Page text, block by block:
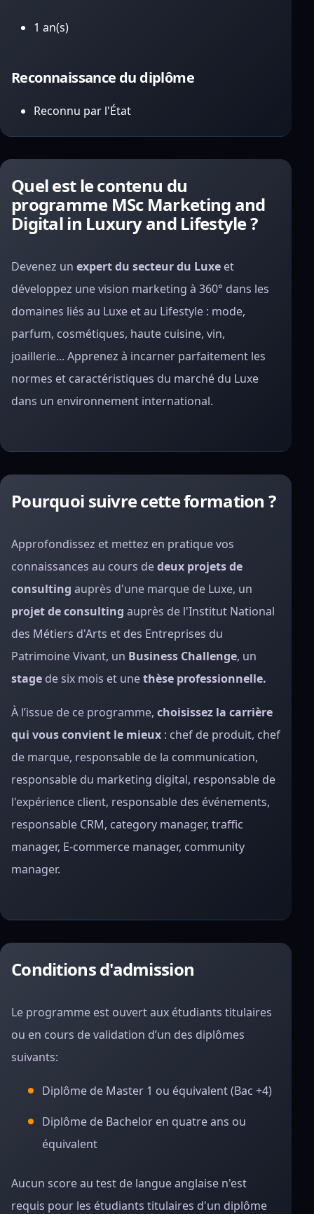
1 an(s)
Reconnaissance du diplôme
Reconnu par l'État
Quel est le contenu du
programme MSc Marketing and
Digital in Luxury and Lifestyle ?
Devenez un expert du secteur du Luxe et
développez une vision marketing à 360° dans les
domaines liés au Luxe et au Lifestyle : mode,
parfum, cosmétiques, haute cuisine, vin,
joaillerie... Apprenez à incarner parfaitement les
normes et caractéristiques du marché du Luxe
dans un environnement international.
Pourquoi suivre cette formation ?
Approfondissez et mettez en pratique vos
connaissances au cours dedeux projets de
consulting auprès d'une marque de Luxe, un
projet de consulting auprès de l'Institut National
des Métiers d'Arts et des Entreprises du
Patrimoine Vivant, un Business Challenge, un
stage de six mois et unethèse professionnelle.
À l’issue de ce programme, choisissez la carrière
qui vous convient le mieux : chef de produit, chef
de marque, responsable de la communication,
responsable du marketing digital, responsable de
l'expérience client, responsable des événements,
responsable CRM, category manager, traffic
manager, E-commerce manager, community
manager.
Conditions d'admission
Le programme est ouvert aux étudiants titulaires
ou en cours de validation d’un des diplômes
suivants:
Diplôme de Master 1 ou équivalent (Bac +4)
Diplôme de Bachelor en quatre ans ou
équivalent
Aucun score au test de langue anglaise n'est
requis pour les étudiants titulaires d'un diplôme